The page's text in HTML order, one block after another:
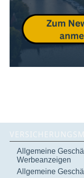
Allgemeine
Werbeanzeigen
Allgemeine